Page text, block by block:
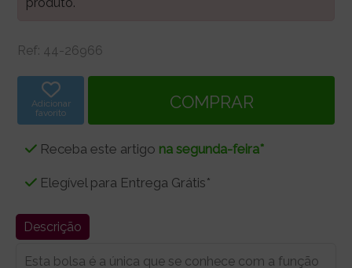
produto.
Ref: 44-26966
Adicionar
favorito
Receba este artigo na segunda-feira*
Elegível para Entrega Grátis*
Descrição
Esta bolsa é a única que se conhece com a função